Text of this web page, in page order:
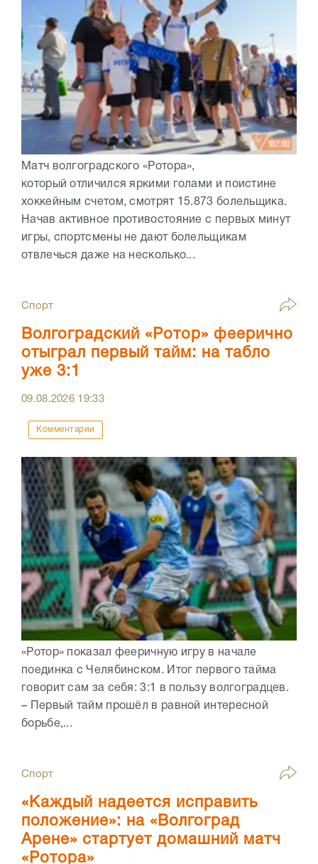
Матч волгоградского «Ротора»,
который отличился яркими голами и поистине
хоккейным счетом, смотрят 15.873 болельщика.
Начав активное противостояние с первых минут
игры, спортсмены не дают болельщикам
отвлечься даже на несколько...
Спорт
Волгоградский «Ротор» феерично
отыграл первый тайм: на табло
уже 3:1
09.08.2026 19:33
Комментарии
«Ротор» показал фееричную игру в начале
поединка с Челябинском. Итог первого тайма
говорит сам за себя: 3:1 в пользу волгоградцев.
– Первый тайм прошëл в равной интересной
борьбе,...
Спорт
«Каждый надеется исправить
положение»: на «Волгоград
Арене» стартует домашний матч
«Ротора»